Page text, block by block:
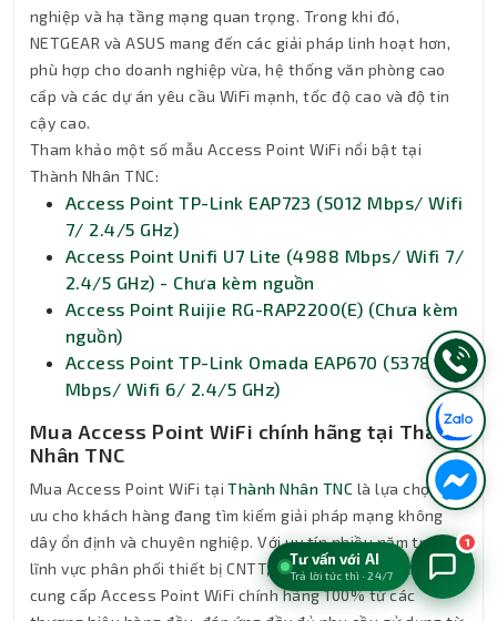
nghiệp và hạ tầng mạng quan trọng. Trong khi đó,
NETGEAR và ASUS mang đến các giải pháp linh hoạt hơn,
phù hợp cho doanh nghiệp vừa, hệ thống văn phòng cao
cấp và các dự án yêu cầu WiFi mạnh, tốc độ cao và độ tin
cậy cao.
Tham khảo một số mẫu Access Point WiFi nổi bật tại
Thành Nhân TNC:
Access Point TP-Link EAP723 (5012 Mbps/ Wifi
7/ 2.4/5 GHz)
Access Point Unifi U7 Lite (4988 Mbps/ Wifi 7/
2.4/5 GHz) - Chưa kèm nguồn
Access Point Ruijie RG-RAP2200(E) (Chưa kèm
nguồn)
Access Point TP-Link Omada EAP670 (5378
Mbps/ Wifi 6/ 2.4/5 GHz)
Mua Access Point WiFi chính hãng tại Thành
Nhân TNC
Mua Access Point WiFi tạiThành Nhân TNC là lựa chọn tối
ưu cho khách hàng đang tìm kiếm giải pháp mạng không
dây ổn định và chuyên nghiệp. Với uy tín nhiều năm trong
lĩnh vực phân phối thiết bị CNTT, Thành Nhân TNC chuyên
cung cấp Access Point WiFi chính hãng 100% từ các
Tư vấn với AI
Trả lời tức thì · 24/7
1